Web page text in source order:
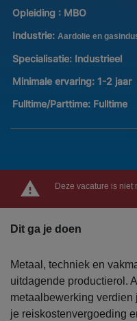
Opleiding : MBO
Industrie: Aardolie en
Specialisatie: Industrieel
Minimale ervaring: 1-2 jaar
Fulltime/Parttime: Fulltime
Deze vacature is niet
Dit ga je doen
Metaal, techniek en
uitdagende productierol.
metaalbewerking verdien
je reiskostenvergoeding